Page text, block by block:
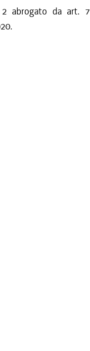
2 abrogato da art.